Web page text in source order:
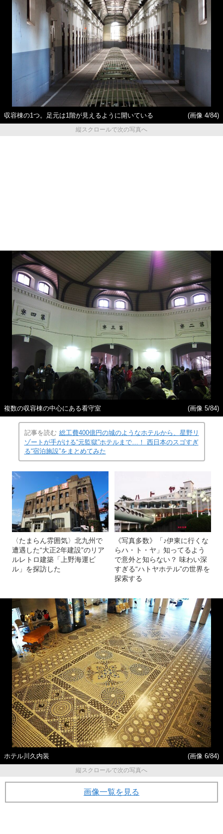
収容棟の1つ。足元は1階が見えるように開いている
(画像 4/84)
縦スクロールで次の写真へ
複数の収容棟の中心にある看守室 (画像 5/84)
記事を読む 総工費400億円の城のようなホテルから、星野リ
ゾートが手がける“元監獄”ホテルまで…！ 西日本のスゴすぎ
る“宿泊施設”をまとめてみた
〈たまらん雰囲気〉北九州で
遭遇した“大正2年建設”のリア
ルレトロ建築「上野海運ビ
ル」を探訪した
《写真多数》「♪伊東に行くな
らハ・ト・ヤ」知ってるよう
で意外と知らない？ 味わい深
すぎる“ハトヤホテル”の世界を
探索する
ホテル川久内装
(画像 6/84)
縦スクロールで次の写真へ
画像一覧を見る